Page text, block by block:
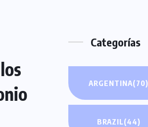
Categorías
ARGENTINA(70)
BRAZIL(44)